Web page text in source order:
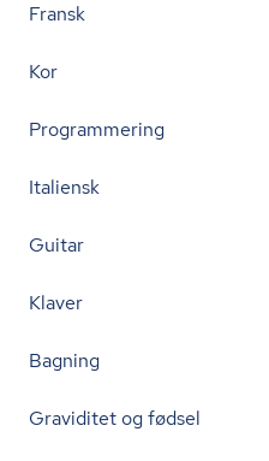
Fransk
Kor
Programmering
Italiensk
Guitar
Klaver
Bagning
Graviditet og fødsel